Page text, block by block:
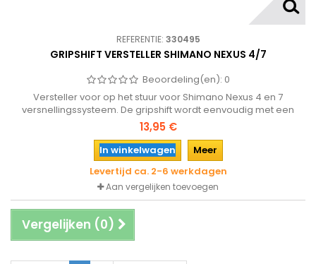
REFERENTIE: 330495
GRIPSHIFT VERSTELLER SHIMANO NEXUS 4/7
Beoordeling(en): 0
Versteller voor op het stuur voor Shimano Nexus 4 en 7
versnellingssysteem. De gripshift wordt eenvoudig met een
inbusbout op het stuur van de fiets gemonteerd en heeft een
helder glaasje met de versnelling waarin de fiets staat.
13,95 €
In winkelwagen
Meer
Levertijd ca. 2-6 werkdagen
Aan vergelijken toevoegen
Vergelijken (0)